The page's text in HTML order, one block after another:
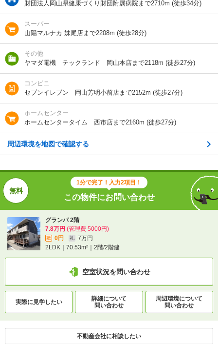
交通
-/[岡電][下電][FLAｔ]大 歩4分
この物件にお問い合わせ
グランパ 2階
7.8万円 (管理費 5000円)
敷 0円 礼
7万円
2LDK｜70.53m²｜2階/2階建
実際に見学したい
問い合わせ
問い合わせ
不動産会社に相談したい
電話で問い合わせ
財団法人岡山県健康づくり財団附属病院まで2710m (徒歩34分)
スーパー
山陽マルナカ 妹尾店まで2208m (徒歩28分)
その他
ヤマダ電機 テックランド 岡山本店まで2118m (徒歩27分)
コンビニ
セブンイレブン 岡山芳明小前店まで2152m (徒歩27分)
ホームセンター
ホームセンタータイム 西市店まで2160m (徒歩27分)
周辺環境を地図で確認する
1分で完了！入力2項目！
この物件にお問い合わせ
グランパ 2階
7.8万円 (管理費 5000円)
敷 0円 礼
7万円
2LDK｜70.53m²｜2階/2階建
空室状況を問い合わせ
実際に見学したい
詳細について
問い合わせ
周辺環境について
問い合わせ
不動産会社に相談したい